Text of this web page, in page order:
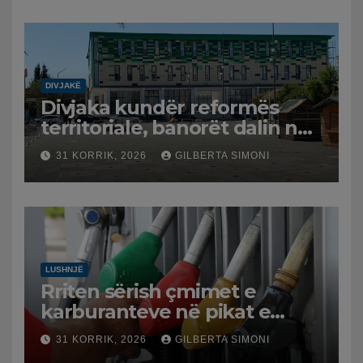
DIVJAKË
Divjaka kundër reformës
territoriale, banorët dalin në
protestë.
31 KORRIK, 2026 GILBERTA SIMONI
LUSHNJË
Rriten sërish çmimet e
karburanteve në pikat e
karburanteve në Lushnjë.
Tensionet në Lindjen e
31 KORRIK, 2026 GILBERTA SIMONI